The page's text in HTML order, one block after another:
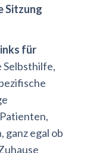
Sitzung
für
ganz egal ob